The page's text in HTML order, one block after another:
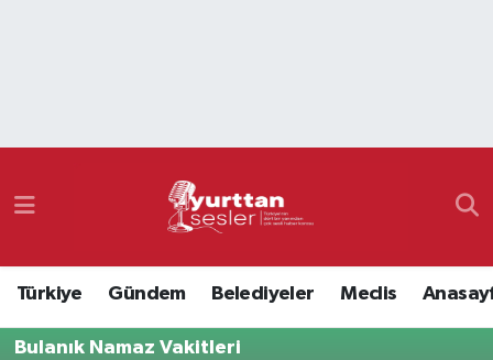
Türkiye Gündem Belediyeler Meclis
Bulanık Namaz Vakitleri
Namaz Vakitleri
Süper Lig Puan Durumu ve Fikstür